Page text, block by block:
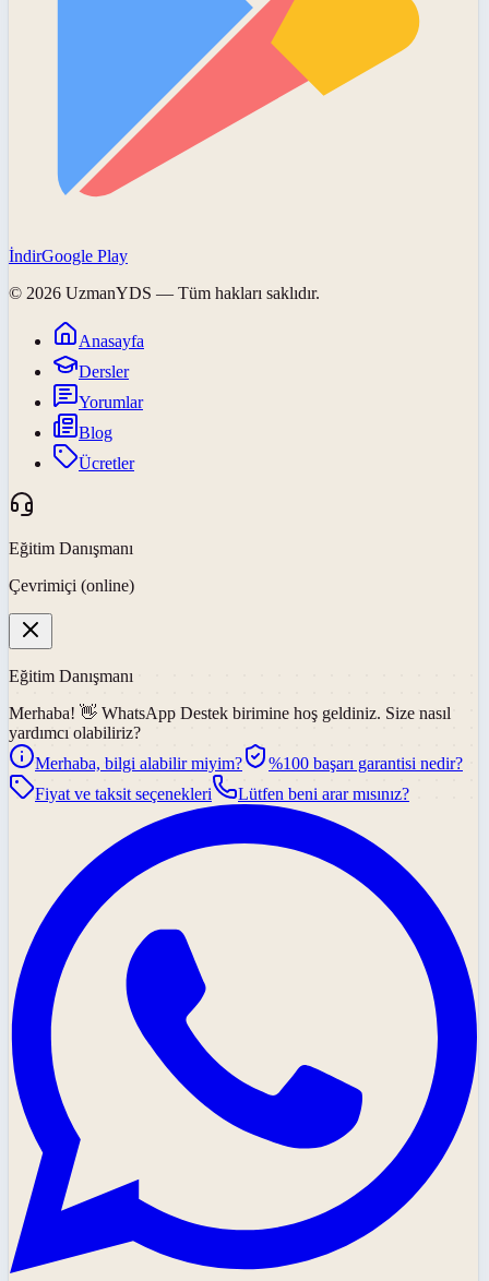
İndirGoogle Play
© 2026 UzmanYDS — Tüm hakları saklıdır.
Anasayfa
Dersler
Yorumlar
Blog
Ücretler
Eğitim Danışmanı
Çevrimiçi (online)
Eğitim Danışmanı
Merhaba! 👋 WhatsApp Destek birimine hoş geldiniz. Size nasıl
yardımcı olabiliriz?
Merhaba, bilgi alabilir miyim?
%100 başarı garantisi nedir?
Fiyat ve taksit seçenekleri
Lütfen beni arar mısınız?